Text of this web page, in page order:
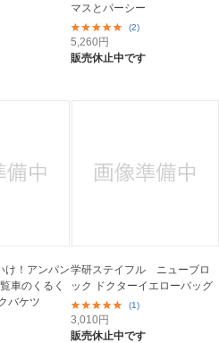
マスとパーシー
(2)
5,260円
販売休止中です
！アンパン
車のくるく
バケツ
学研ステイフル ニューブロ
ック ドクターイエローバッグ
(1)
3,010円
販売休止中です